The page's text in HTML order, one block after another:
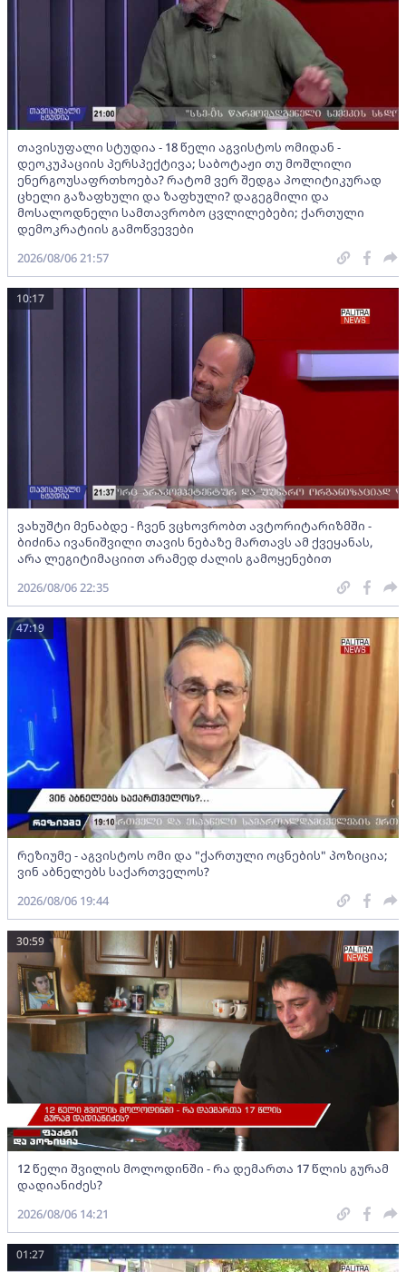
თავისუფალი სტუდია - 18 წელი აგვისტოს ომიდან -
დეოკუპაციის პერსპექტივა; საბოტაჟი თუ მოშლილი
ენერგოუსაფრთხოება? რატომ ვერ შედგა პოლიტიკურად
ცხელი გაზაფხული და ზაფხული? დაგეგმილი და
მოსალოდნელი სამთავრობო ცვლილებები; ქართული
დემოკრატიის გამოწვევები
2026/08/06 21:57
ვახუშტი მენაბდე - ჩვენ ვცხოვრობთ ავტორიტარიზმში -
ბიძინა ივანიშვილი თავის ნებაზე მართავს ამ ქვეყანას,
არა ლეგიტიმაციით არამედ ძალის გამოყენებით
10:17
2026/08/06 22:35
რეზიუმე - აგვისტოს ომი და "ქართული ოცნების" პოზიცია;
ვინ აბნელებს საქართველოს?
47:19
2026/08/06 19:44
12 წელი შვილის მოლოდინში - რა დემართა 17 წლის გურამ
დადიანიძეს?
30:59
2026/08/06 14:21
01:27